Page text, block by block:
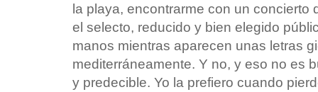
la playa, encontrarme con un concierto
el selecto, reducido y bien elegido
manos mientras aparecen unas letras
mediterráneamente. Y no, y eso no es
y predecible. Yo la prefiero cuando